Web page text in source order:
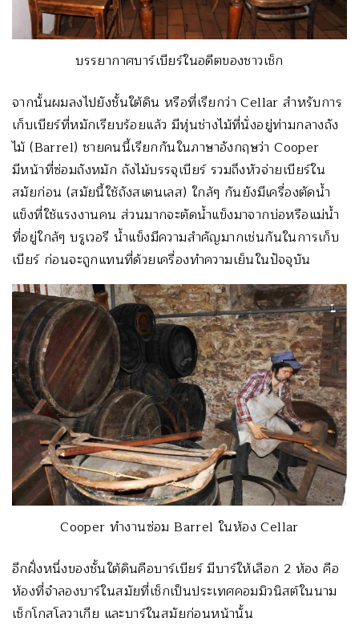
บรรยากาศบาร์เบียร์ในอดีตของชาวเช็ก
จากนั้นผมลงไปยังชั้นใต้ดิน หรือที่เรียกว่า Cellar สำหรับการ
เก็บเบียร์ที่หมักเรียบร้อยแล้ว มีหุ่นช่างไม้ที่นั่งอยู่ท่ามกลางถัง
ไม้ (Barrel) ชายคนนี้เรียกกันในภาษาอังกฤษว่า Cooper
มีหน้าที่ซ่อมถังหมัก ถังไม้บรรจุเบียร์ รวมถึงหัวจ่ายเบียร์ใน
สมัยก่อน (สมัยนี้ใช้ถังสเตนเลส) ใกล้ๆ กันยังมีเครื่องตัดน้ำ
แข็งที่ใช้แรงงานคน ส่วนมากจะตัดน้ำแข็งมาจากบ่อหรือแม่น้ำ
ที่อยู่ใกล้ๆ บรูเวอรี น้ำแข็งมีความสำคัญมากเช่นกันในการเก็บ
เบียร์ ก่อนจะถูกแทนที่ด้วยเครื่องทำความเย็นในปัจจุบัน
Cooper ทำงานซ่อม Barrel ในห้อง Cellar
อีกฝั่งหนึ่งของชั้นใต้ดินคือบาร์เบียร์ มีบาร์ให้เลือก 2 ห้อง คือ
ห้องที่จำลองบาร์ในสมัยที่เช็กเป็นประเทศคอมมิวนิสต์ในนาม
เช็กโกสโลวาเกีย และบาร์ในสมัยก่อนหน้านั้น